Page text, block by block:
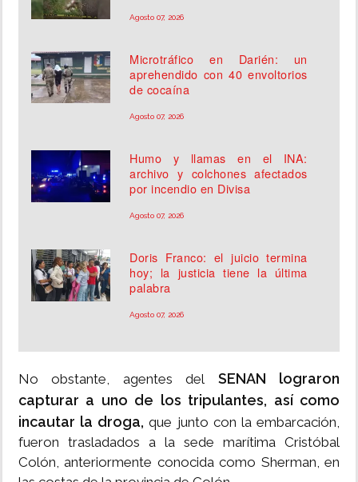
Agosto 07, 2026
Microtráfico en Darién: un
aprehendido con 40 envoltorios
de cocaína
Agosto 07, 2026
Humo y llamas en el INA:
archivo y colchones afectados
por incendio en Divisa
Agosto 07, 2026
Doris Franco: el juicio termina
hoy; la justicia tiene la última
palabra
Agosto 07, 2026
No obstante, agentes del SENAN lograron
capturar a uno de los tripulantes, así como
incautar la droga, que junto con la embarcación,
fueron trasladados a la sede marítima Cristóbal
Colón, anteriormente conocida como Sherman, en